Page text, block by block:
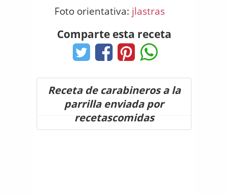
Foto orientativa: jlastras
Comparte esta receta
Receta de carabineros a la
parrilla enviada por
recetascomidas